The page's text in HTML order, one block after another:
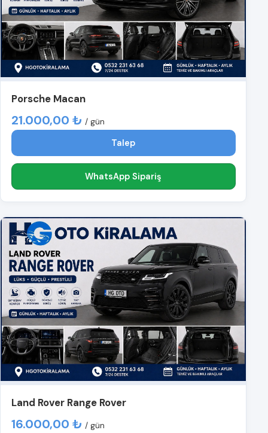
Porsche Macan
21.000,00 ₺ / gün
Talep
WhatsApp Sipariş
Land Rover Range Rover
16.000,00 ₺ / gün